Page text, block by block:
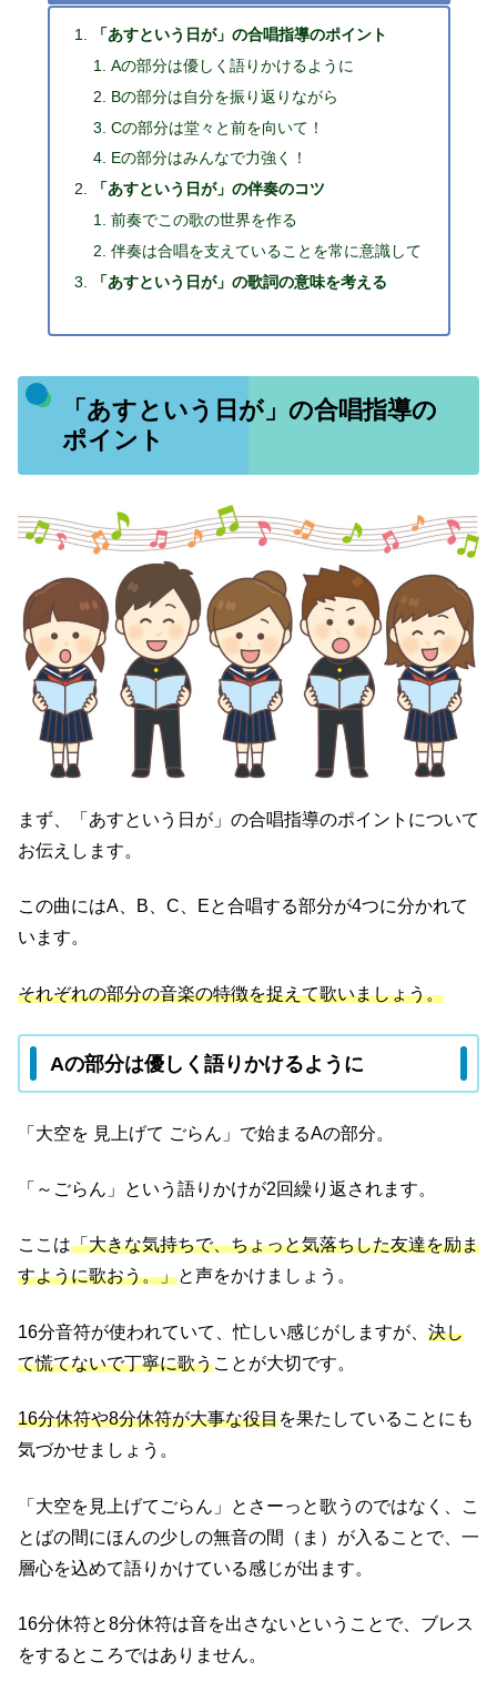
「あすという日が」の合唱指導のポイント
Aの部分は優しく語りかけるように
Bの部分は自分を振り返りながら
Cの部分は堂々と前を向いて！
Eの部分はみんなで力強く！
「あすという日が」の伴奏のコツ
前奏でこの歌の世界を作る
伴奏は合唱を支えていることを常に意識して
「あすという日が」の歌詞の意味を考える
「あすという日が」の合唱指導の
ポイント
まず、「あすという日が」の合唱指導のポイントについて
お伝えします。
この曲にはA、B、C、Eと合唱する部分が4つに分かれて
います。
それぞれの部分の音楽の特徴を捉えて歌いましょう。
Aの部分は優しく語りかけるように
「大空を 見上げて ごらん」で始まるAの部分。
「～ごらん」という語りかけが2回繰り返されます。
ここは「大きな気持ちで、ちょっと気落ちした友達を励ま
すように歌おう。」と声をかけましょう。
16分音符が使われていて、忙しい感じがしますが、 決し
て慌てないで丁寧に歌うことが大切です。
16分休符や8分休符が大事な役目を果たしていることにも
気づかせましょう。
「大空を見上げてごらん」とさーっと歌うのではなく、こ
とばの間にほんの少しの無音の間（ま）が入ることで、一
層心を込めて語りかけている感じが出ます。
16分休符と8分休符は音を出さないということで、ブレス
をするところではありません。